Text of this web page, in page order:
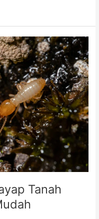
Tanah